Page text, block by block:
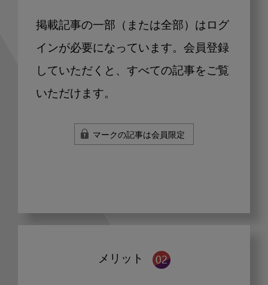
掲載記事の一部（または全部）はログ
インが必要になっています。会員登録
していただくと、すべての記事をご覧
いただけます。
マークの記事は会員限定
メリット